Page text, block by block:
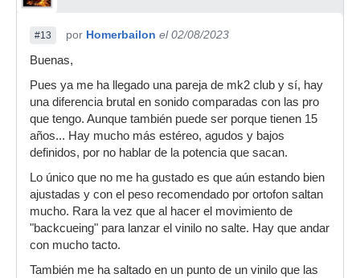
#13 por Homerbailon el 02/08/2023
Buenas,
Pues ya me ha llegado una pareja de mk2 club y sí, hay
una diferencia brutal en sonido comparadas con las pro
que tengo. Aunque también puede ser porque tienen 15
años... Hay mucho más estéreo, agudos y bajos
definidos, por no hablar de la potencia que sacan.
Lo único que no me ha gustado es que aún estando bien
ajustadas y con el peso recomendado por ortofon saltan
mucho. Rara la vez que al hacer el movimiento de
"backcueing" para lanzar el vinilo no salte. Hay que andar
con mucho tacto.
También me ha saltado en un punto de un vinilo que las